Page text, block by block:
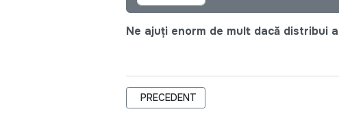
Ne ajuți enorm de mult dacă distribui
ARTICOL PRECEDENT: AGENDA CJI
PRECEDENT